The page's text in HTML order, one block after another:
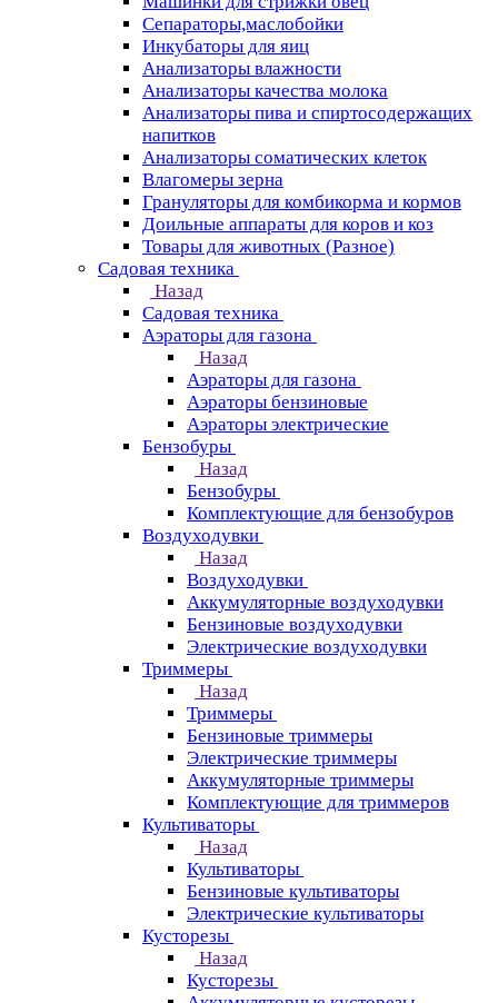
Сепараторы,маслобойки
Инкубаторы для яиц
Анализаторы влажности
Анализаторы качества молока
Анализаторы пива и спиртосодержащих
напитков
Анализаторы соматических клеток
Влагомеры зерна
Грануляторы для комбикорма и кормов
Доильные аппараты для коров и коз
Товары для животных (Разное)
Садовая техника
Назад
Садовая техника
Аэраторы для газона
Назад
Аэраторы для газона
Аэраторы бензиновые
Аэраторы электрические
Бензобуры
Назад
Бензобуры
Комплектующие для бензобуров
Воздуходувки
Назад
Воздуходувки
Аккумуляторные воздуходувки
Бензиновые воздуходувки
Электрические воздуходувки
Триммеры
Назад
Триммеры
Бензиновые триммеры
Электрические триммеры
Аккумуляторные триммеры
Комплектующие для триммеров
Культиваторы
Назад
Культиваторы
Бензиновые культиваторы
Электрические культиваторы
Кусторезы
Назад
Кусторезы